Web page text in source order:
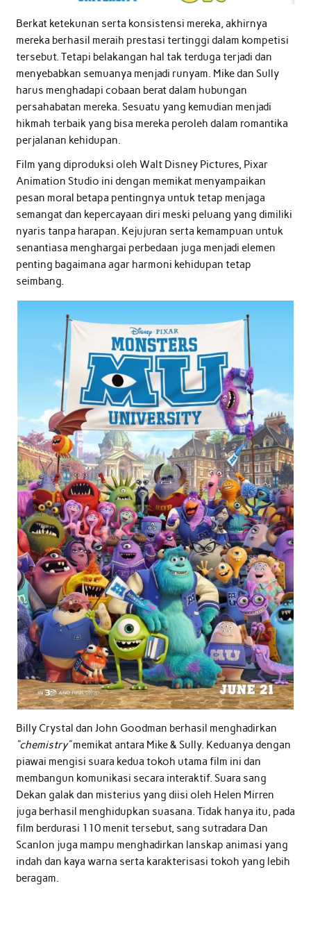
Berkat ketekunan serta konsistensi mereka, akhirnya
mereka berhasil meraih prestasi tertinggi dalam kompetisi
tersebut. Tetapi belakangan hal tak terduga terjadi dan
menyebabkan semuanya menjadi runyam. Mike dan Sully
harus menghadapi cobaan berat dalam hubungan
persahabatan mereka. Sesuatu yang kemudian menjadi
hikmah terbaik yang bisa mereka peroleh dalam romantika
perjalanan kehidupan.
Film yang diproduksi oleh Walt Disney Pictures, Pixar
Animation Studio ini dengan memikat menyampaikan
pesan moral betapa pentingnya untuk tetap menjaga
semangat dan kepercayaan diri meski peluang yang dimiliki
nyaris tanpa harapan. Kejujuran serta kemampuan untuk
senantiasa menghargai perbedaan juga menjadi elemen
penting bagaimana agar harmoni kehidupan tetap
seimbang.
Billy Crystal dan John Goodman berhasil menghadirkan
“chemistry”memikat antara Mike & Sully. Keduanya dengan
piawai mengisi suara kedua tokoh utama film ini dan
membangun komunikasi secara interaktif. Suara sang
Dekan galak dan misterius yang diisi oleh Helen Mirren
juga berhasil menghidupkan suasana. Tidak hanya itu, pada
film berdurasi 110 menit tersebut, sang sutradara Dan
Scanlon juga mampu menghadirkan lanskap animasi yang
indah dan kaya warna serta karakterisasi tokoh yang lebih
beragam.